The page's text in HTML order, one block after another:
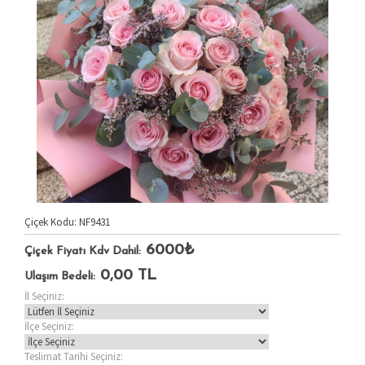
Çiçek Kodu: NF9431
Çiçek Fiyatı Kdv Dahil: 6000₺
Ulaşım Bedeli: 0,00 TL
İl Seçiniz:
İlçe Seçiniz:
Teslimat Tarihi Seçiniz: